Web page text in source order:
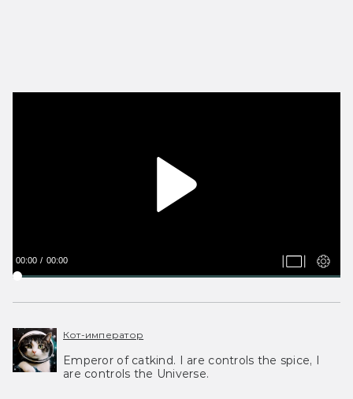
00:00 00:00
Кот-император
Emperor of catkind. I are controls the spice, I
are controls the Universe.